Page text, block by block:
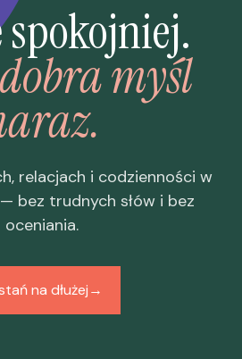
spokojniej.
myśl
relacjach i codzienności w
bez trudnych słów i bez
oceniania.
na dłużej→